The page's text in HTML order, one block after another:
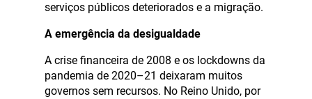
serviços públicos deteriorados e a migração.
A emergência da desigualdade
A crise financeira de 2008 e os lockdowns da
pandemia de 2020–21 deixaram muitos
governos sem recursos. No Reino Unido, por